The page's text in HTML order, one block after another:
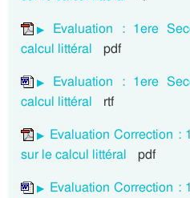
Evaluation : 1ere
calcul littéral
pdf
Evaluation : 1ere
calcul littéral
rtf
Evaluation Correction :
sur le calcul littéral
pdf
Evaluation Correction :